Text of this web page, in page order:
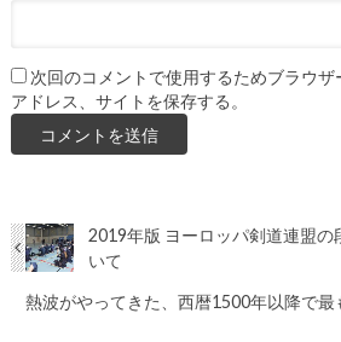
次回のコメントで使用するためブラウ
アドレス、サイトを保存する。
2019年版 ヨーロッパ剣道連盟の
いて
熱波がやってきた、西暦1500年以降で最